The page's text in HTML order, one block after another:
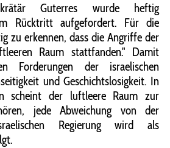
Guterres wurde heftig
Rücktritt aufgefordert. Für die
zu erkennen, dass die Angriffe der
Raum stattfanden." Damit
Forderungen der israelischen
und Geschichtslosigkeit. In
scheint der luftleere Raum zur
jede Abweichung von der
Regierung wird als